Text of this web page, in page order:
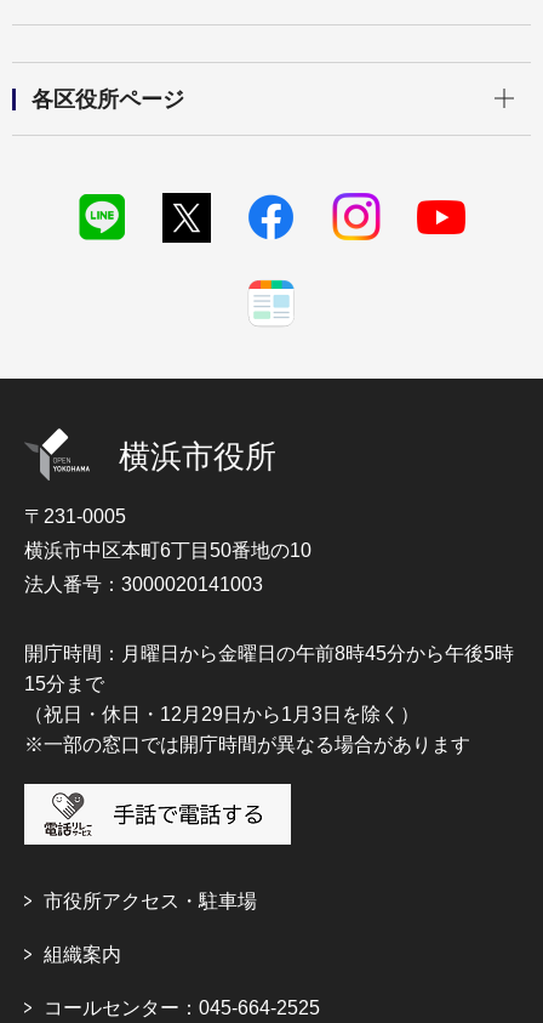
各区役所ページ
横浜市役所
〒231-0005
横浜市中区本町6丁目50番地の10
法人番号：3000020141003
開庁時間：月曜日から金曜日の午前8時45分から午後5時
15分まで
（祝日・休日・12月29日から1月3日を除く）
※一部の窓口では開庁時間が異なる場合があります
市役所アクセス・駐車場
組織案内
コールセンター：045-664-2525